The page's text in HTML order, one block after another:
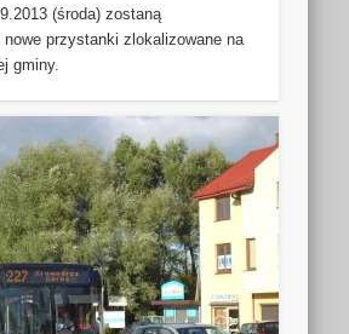
(środa) zostaną
nowe przystanki zlokalizowane na
gminy.